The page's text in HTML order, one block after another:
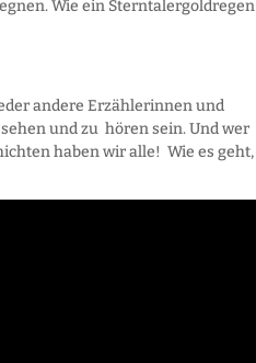
Wie ein Sterntalergoldregen
andere Erzählerinnen und
und zu hören sein. Und wer
haben wir alle! Wie es geht,